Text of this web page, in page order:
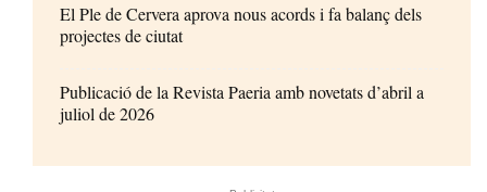
El Ple de Cervera aprova nous acords i fa balanç dels
projectes de ciutat
Publicació de la Revista Paeria amb novetats d’abril a
juliol de 2026